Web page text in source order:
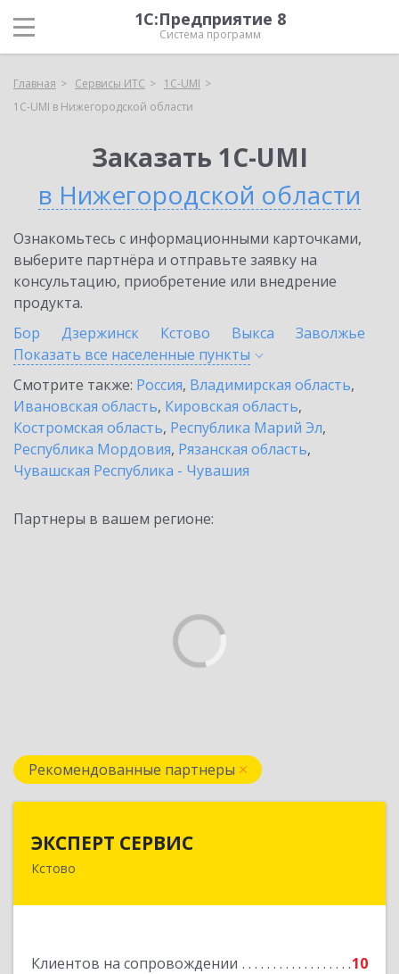
1С:Предприятие 8
Система программ
Главная Сервисы ИТС
1C-UMI
1C-UMI в Нижегородской области
Заказать 1C-UMI
в Нижегородской области
Ознакомьтесь с информационными карточками,
выберите партнёра и отправьте заявку на
консультацию, приобретение или внедрение
продукта.
Бор
Дзержинск Кстово Выкса
Заволжье
Показать все населенные пункты
Смотрите также: Россия, Владимирская область,
Ивановская область, Кировская область,
Костромская область, Республика Марий Эл,
Республика Мордовия, Рязанская область,
Чувашская Республика - Чувашия
Партнеры в вашем регионе:
Рекомендованные партнеры
ЭКСПЕРТ СЕРВИС
Кстово
Клиентов на сопровождении 10